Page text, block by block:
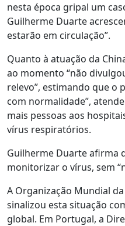
nesta época gripal um
Guilherme Duarte
estarão em circulação”.
Quanto à atuação da
ao momento “não
relevo”, estimando que o
com normalidade”,
mais pessoas aos
vírus respiratórios.
Guilherme Duarte afirma
monitorizar o vírus, sem
A Organização Mundial
sinalizou esta situação
global. Em Portugal, a